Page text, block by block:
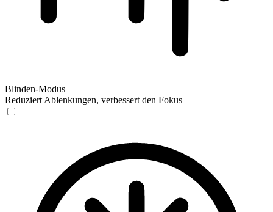
Blinden-Modus
Reduziert Ablenkungen, verbessert den Fokus